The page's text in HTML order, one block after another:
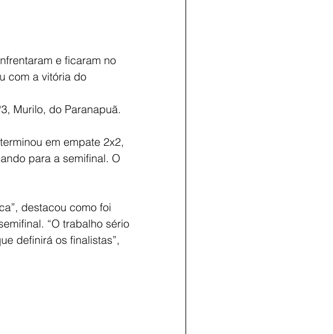
e ficaram no
com a vitória do
Murilo, do Paranapuã.
em empate 2x2,
para a semifinal. O
destacou como foi
“O trabalho sério
definirá os finalistas”,